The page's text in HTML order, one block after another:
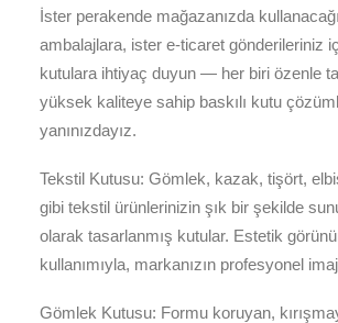
İster perakende mağazanızda
ambalajlara, ister e-ticaret gönderileriniz
kutulara ihtiyaç duyun — her biri özenle
yüksek kaliteye sahip baskılı kutu
yanınızdayız.
Tekstil Kutusu: Gömlek, kazak, tişört,
gibi tekstil ürünlerinizin şık bir şekilde
olarak tasarlanmış kutular. Estetik
kullanımıyla, markanızın profesyonel
Gömlek Kutusu: Formu koruyan,